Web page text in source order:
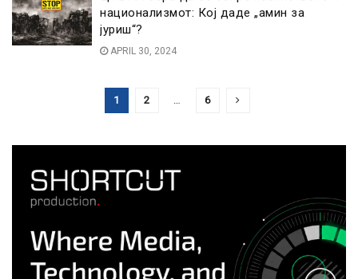
национализмот: Кој даде „амин за
јуриш“?
APRIL 30, 2024
1 2 … 6